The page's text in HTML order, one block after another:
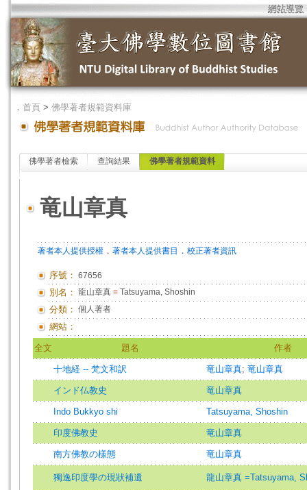
網站導覽
． 首頁 > 佛學著者規範資料庫
佛學著者檢索 查詢結果 佛學著者規範資料
竜山章真
著者本人提供授權 ． 著者本人提供書目 ． 校正著者資訊
序號： 67656
別名： 龍山章真 = Tatsuyama, Shoshin
分類： 個人著者
網站：
全文 題名 作者
十地経 -- 梵文和訳 竜山章真; 竜山章真
インド仏教史 竜山章真
Indo Bukkyo shi Tatsuyama, Shoshin
印度佛教史 竜山章真
南方佛教の樣態 竜山章真
獨逸印度學の現狀補遺 龍山章真 =Tatsuyama,